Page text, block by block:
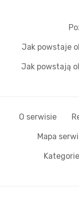
Jak powstaje
Jak powstają
O serwisie
Mapa
Kategorie